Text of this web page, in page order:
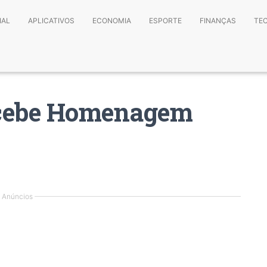
APLICATIVOS ECONOMIA ESPORTE FINANÇAS
Homenagem
Anúncios